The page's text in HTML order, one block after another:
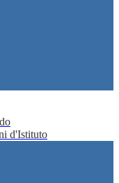
d'Istituto